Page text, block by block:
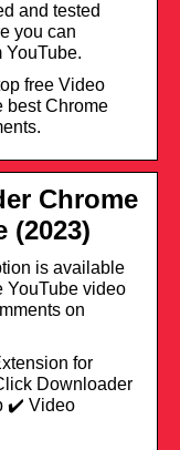
and tested
you can
YouTube.
free Video
best Chrome
Chrome
(2023)
is available
YouTube video
on
for
Downloader
✔️ Video